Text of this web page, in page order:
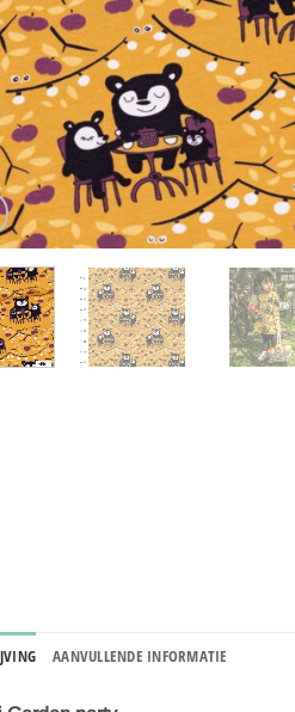
AANVULLENDE INFORMATIE